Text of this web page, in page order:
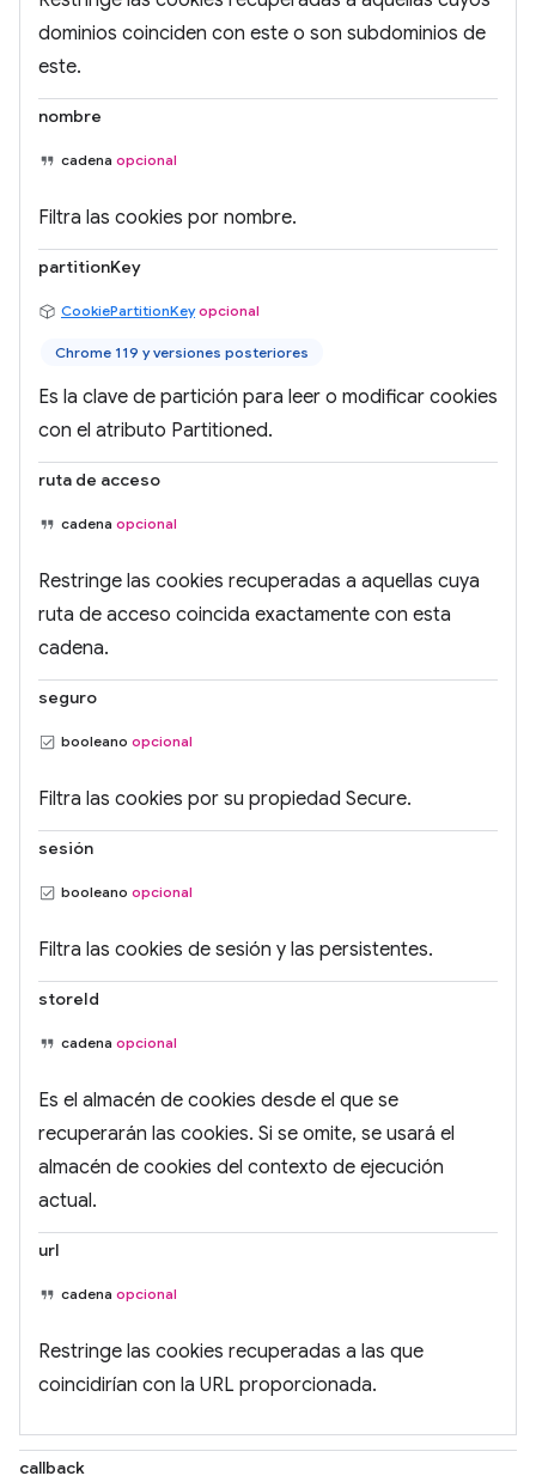
dominios coinciden con este o son subdominios de
este.
nombre
cadena opcional
Filtra las cookies por nombre.
partitionKey
CookiePartitionKey opcional
Chrome 119 y versiones posteriores
Es la clave de partición para leer o modificar cookies
con el atributo Partitioned.
ruta de acceso
cadena opcional
Restringe las cookies recuperadas a aquellas cuya
ruta de acceso coincida exactamente con esta
cadena.
seguro
booleano opcional
Filtra las cookies por su propiedad Secure.
sesión
booleano opcional
Filtra las cookies de sesión y las persistentes.
storeId
cadena opcional
Es el almacén de cookies desde el que se
recuperarán las cookies. Si se omite, se usará el
almacén de cookies del contexto de ejecución
actual.
url
cadena opcional
Restringe las cookies recuperadas a las que
coincidirían con la URL proporcionada.
callback